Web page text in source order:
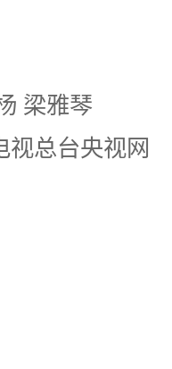
梁雅琴
总台央视网